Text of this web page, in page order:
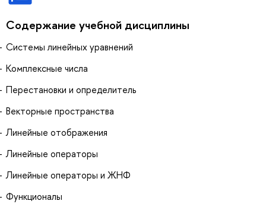
Содержание учебной дисциплины
Системы линейных уравнений
Комплексные числа
Перестановки и определитель
Векторные пространства
Линейные отображения
Линейные операторы
Линейные операторы и ЖНФ
Функционалы